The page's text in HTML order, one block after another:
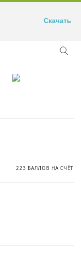
223 БАЛЛОВ НА СЧЁТ
Скачать